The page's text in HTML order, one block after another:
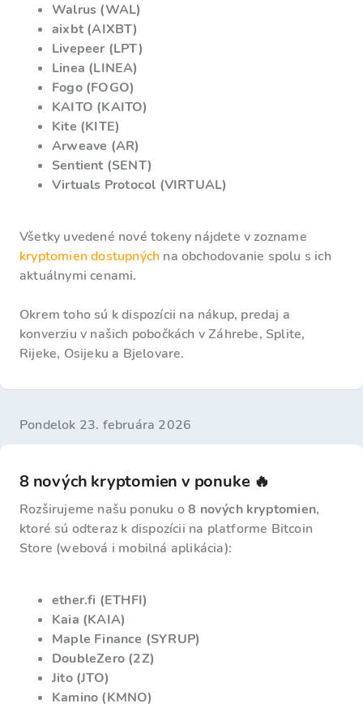
Walrus (WAL)
aixbt (AIXBT)
Livepeer (LPT)
Linea (LINEA)
Fogo (FOGO)
KAITO (KAITO)
Kite (KITE)
Arweave (AR)
Sentient (SENT)
Virtuals Protocol (VIRTUAL)
Všetky uvedené nové tokeny nájdete v zozname
kryptomien dostupných na obchodovanie spolu s ich
aktuálnymi cenami.
Okrem toho sú k dispozícii na nákup, predaj a
konverziu v našich pobočkách v Záhrebe, Splite,
Rijeke, Osijeku a Bjelovare.
pondelok 23. februára 2026
8 nových kryptomien v ponuke 🔥
Rozširujeme našu ponuku o8 nových kryptomien,
ktoré sú odteraz k dispozícii na platforme Bitcoin
Store (webová i mobilná aplikácia):
ether.fi (ETHFI)
Kaia (KAIA)
Maple Finance (SYRUP)
DoubleZero (2Z)
Jito (JTO)
Kamino (KMNO)